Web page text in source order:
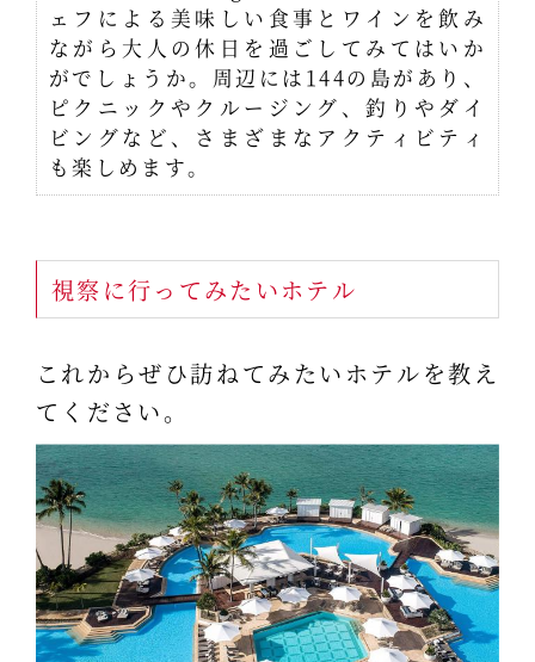
ェフによる美味しい食事とワインを飲み
ながら大人の休日を過ごしてみてはいか
がでしょうか。周辺には144の島があり、
ピクニックやクルージング、釣りやダイ
ビングなど、さまざまなアクティビティ
も楽しめます。
視察に行ってみたいホテル
これからぜひ訪ねてみたいホテルを教え
てください。